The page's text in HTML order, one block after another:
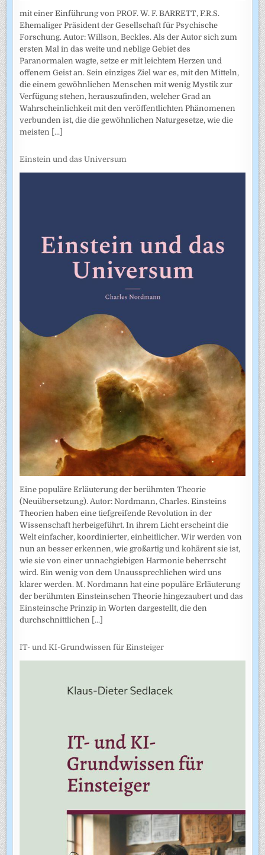
mit einer Einführung von PROF. W. F. BARRETT, F.R.S.
Ehemaliger Präsident der Gesellschaft für Psychische
Forschung. Autor: Willson, Beckles. Als der Autor sich zum
ersten Mal in das weite und neblige Gebiet des
Paranormalen wagte, setze er mit leichtem Herzen und
offenem Geist an. Sein einziges Ziel war es, mit den Mitteln,
die einem gewöhnlichen Menschen mit wenig Mystik zur
Verfügung stehen, herauszufinden, welcher Grad an
Wahrscheinlichkeit mit den veröffentlichten Phänomenen
verbunden ist, die die gewöhnlichen Naturgesetze, wie die
meisten [...]
Einstein und das Universum
Eine populäre Erläuterung der berühmten Theorie
(Neuübersetzung). Autor: Nordmann, Charles. Einsteins
Theorien haben eine tiefgreifende Revolution in der
Wissenschaft herbeigeführt. In ihrem Licht erscheint die
Welt einfacher, koordinierter, einheitlicher. Wir werden von
nun an besser erkennen, wie großartig und kohärent sie ist,
wie sie von einer unnachgiebigen Harmonie beherrscht
wird. Ein wenig von dem Unaussprechlichen wird uns
klarer werden. M. Nordmann hat eine populäre Erläuterung
der berühmten Einsteinschen Theorie hingezaubert und das
Einsteinsche Prinzip in Worten dargestellt, die den
durchschnittlichen [...]
IT- und KI-Grundwissen für Einsteiger